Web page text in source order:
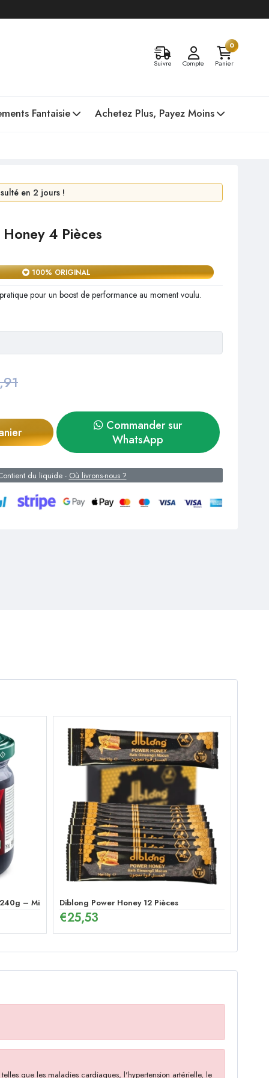
Suivre Compte
0
Panier
Fantaisie Achetez Plus, Payez Moins
24 heures !
en 2 jours !
4 Pièces
100% ORIGINAL
pour un boost de performance au moment voulu.
Commander sur
WhatsApp
du liquide - Où livrons-nous ?
– Mix ÉnergétiqueDiblong Power Honey 12 Pièces
€25,53
que les maladies cardiaques, l'hypertension artérielle, le